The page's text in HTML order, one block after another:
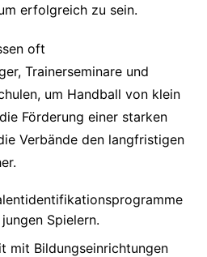
erfolgreich zu sein.
oft
Trainerseminare und
um Handball von klein
Förderung einer starken
Verbände den langfristigen
Spielern.
mit Bildungseinrichtungen